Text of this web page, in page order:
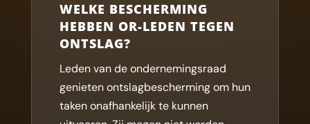
WELKE BESCHERMING
HEBBEN OR-LEDEN TEGEN
ONTSLAG?
Leden van de ondernemingsraad
genieten ontslagbescherming om hun
taken onafhankelijk te kunnen